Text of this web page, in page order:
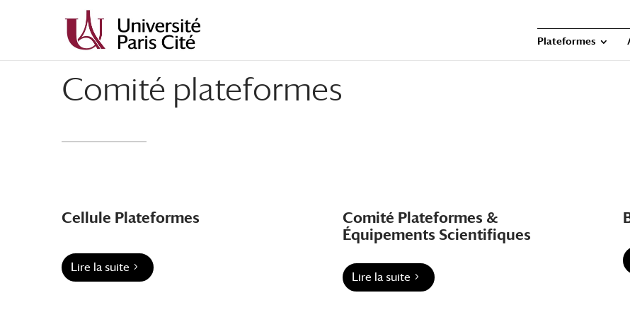
principal
navigation
Plateformes
Comité plateformes
Cellule Plateformes
Lire la suite
Comité Plateformes &
Équipements Scientifiques
Lire la suite